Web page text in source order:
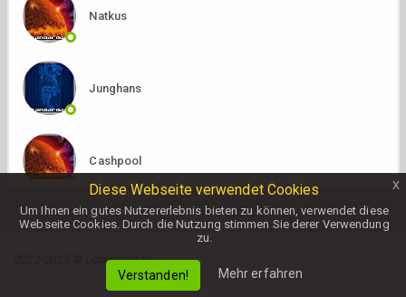
Natkus
Junghans
Cashpool
2022-2025 © Loseengel.de
Diese Webseite verwendet Cookies
Um Ihnen ein gutes Nutzererlebnis bieten zu können, verwendet diese
Webseite Cookies. Durch die Nutzung stimmen Sie derer Verwendung
zu.
Verstanden! Mehr erfahren
x